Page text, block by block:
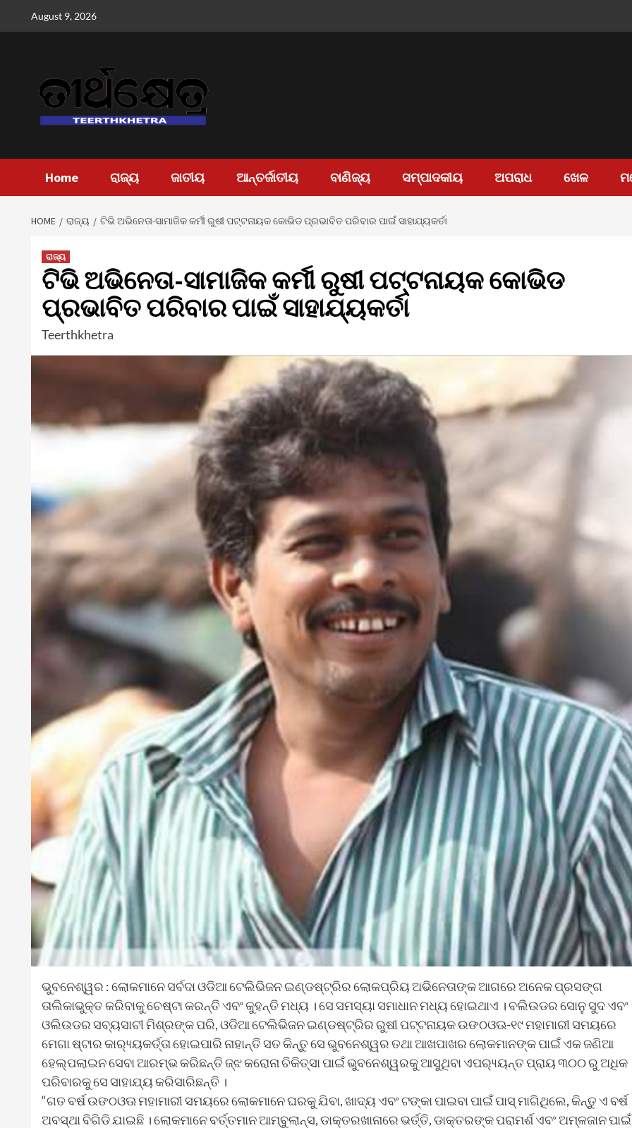
August 9, 2026
Home ରାଜ୍ୟ ଜାତୀୟ ଆନ୍ତର୍ଜାତୀୟ ବାଣିଜ୍ୟ ସମ୍ପାଦକୀୟ ଅପରାଧ ଖେଳ
HOME ରାଜ୍ୟ ଟିଭି ଅଭିନେତା-ସାମାଜିକ କର୍ମୀ ରୁଷୀ ପଟ୍ଟନାୟକ କୋଭିଡ ପ୍ରଭାବିତ ପରିବାର ପାଇଁ ସାହାଯ୍ୟକର୍ତା
ରାଜ୍ୟ
ଟିଭି ଅଭିନେତା-ସାମାଜିକ କର୍ମୀ ରୁଷୀ ପଟ୍ଟନାୟକ କୋଭିଡ
ପ୍ରଭାବିତ ପରିବାର ପାଇଁ ସାହାଯ୍ୟକର୍ତା
Teerthkhetra
ଭୁବନେଶ୍ୱର : ଲୋକମାନେ ସର୍ବଦା ଓଡିଆ ଟେଲିଭିଜନ ଇଣ୍ଡଷ୍ଟ୍ରିର ଲୋକପ୍ରିୟ ଅଭିନେତାଙ୍କ ଆଗରେ ଅନେକ ପ୍ରସଙ୍ଗ
ତାଲିକାଭୁକ୍ତ କରିବାକୁ ଚେଷ୍ଟା କରନ୍ତି ଏବଂ କୁହନ୍ତି ମଧ୍ୟ । ସେ ସମସ୍ୟା ସମାଧାନ ମଧ୍ୟ ହୋଇଥାଏ । ବଲିଉଡର ସୋନୁ ସୁଦ ଏବଂ
ଓଲିଉଡର ସବ୍ୟସାଚୀ ମିଶ୍ରଙ୍କ ପରି, ଓଡିଆ ଟେଲିଭିଜନ ଇଣ୍ଡଷ୍ଟ୍ରିର ରୁଷୀ ପଟ୍ଟନାୟକ ଉଙଠଓଊ-୧୯ ମହାମାରୀ ସମୟରେ
ମେଗା ଷ୍ଟାର କାର‌୍ୟ୍ୟକର୍ତ୍ତା ହୋଇପାରି ନାହାନ୍ତି ସତ କିନ୍ତୁ ସେ ଭୁବନେଶ୍ୱର ତଥା ଆଖପାଖର ଲୋକମାନଙ୍କ ପାଇଁ ଏକ ଜଣିଆ
ହେଲ୍ପଲାଇନ ସେବା ଆରମ୍ଭ କରିଛନ୍ତି ଜ୍ଝ କରୋନା ଚିକିତ୍ସା ପାଇଁ ଭୁବନେଶ୍ୱରକୁ ଆସୁଥିବା ଏପର‌୍ୟ୍ୟନ୍ତ ପ୍ରାୟ ୩୦୦ ରୁ ଅଧିକ
ପରିବାରକୁ ସେ ସାହାଯ୍ୟ କରିସାରିଛନ୍ତି ।
“ଗତ ବର୍ଷ ଉଙଠଓଊ ମହାମାରୀ ସମୟରେ ଲୋକମାନେ ଘରକୁ ଯିବା, ଖାଦ୍ୟ ଏବଂ ଟଙ୍କା ପାଇବା ପାଇଁ ପାସ୍ ମାଗିଥିଲେ, କିନ୍ତୁ ଏ ବର୍ଷ
ଅବସ୍ଥା ବିଗିଡି ଯାଇଛି । ଲୋକମାନେ ବର୍ତ୍ତମାନ ଆମ୍ବୁଲାନ୍ସ, ଡାକ୍ତରଖାନାରେ ଭର୍ତ୍ତି, ଡାକ୍ତରଙ୍କ ପରାମର୍ଶ ଏବଂ ଅମ୍ଳଜାନ ପାଇଁ